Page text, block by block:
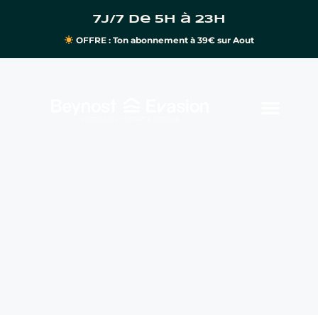
7j/7 de 5h à 23h
OFFRE : Ton abonnement à 39€ sur Aout